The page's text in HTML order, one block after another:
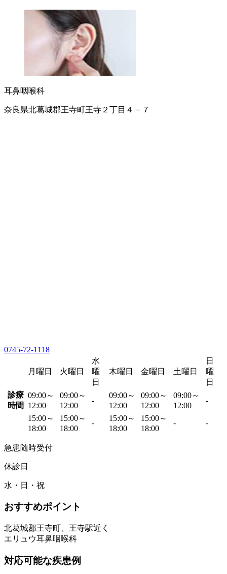
耳鼻咽喉科
奈良県北葛城郡王寺町王寺２丁目４－７
0745-72-1118
月曜日 火曜日
水
曜
日
木曜日 金曜日 土曜日
日
曜
日
診療
時間
09:00～
12:00
09:00～
12:00
-
09:00～
12:00
09:00～
12:00
09:00～
12:00
-
15:00～
18:00
15:00～
18:00
-
15:00～
18:00
15:00～
18:00
- -
急患随時受付
休診日
水・日・祝
おすすめポイント
北葛城郡王寺町、王寺駅近く
エリュウ耳鼻咽喉科
対応可能な疾患例